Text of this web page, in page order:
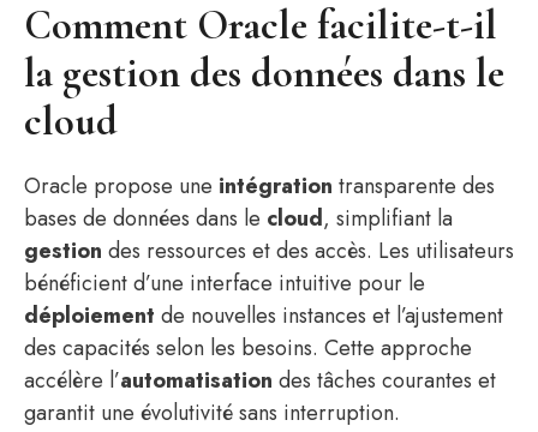
Comment Oracle facilite-t-il
la gestion des données dans le
cloud
Oracle propose une intégration transparente des
bases de données dans le cloud, simplifiant la
gestion des ressources et des accès. Les utilisateurs
bénéficient d’une interface intuitive pour le
déploiement de nouvelles instances et l’ajustement
des capacités selon les besoins. Cette approche
accélère l’automatisation des tâches courantes et
garantit une évolutivité sans interruption.